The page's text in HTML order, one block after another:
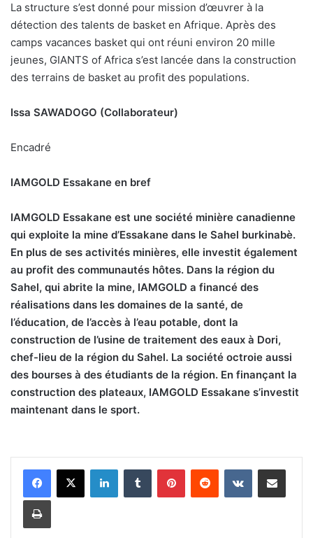
La structure s’est donné pour mission d’œuvrer à la
détection des talents de basket en Afrique. Après des
camps vacances basket qui ont réuni environ 20 mille
jeunes, GIANTS of Africa s’est lancée dans la construction
des terrains de basket au profit des populations.
Issa SAWADOGO (Collaborateur)
Encadré
IAMGOLD Essakane en bref
IAMGOLD Essakane est une société minière canadienne
qui exploite la mine d’Essakane dans le Sahel burkinabè.
En plus de ses activités minières, elle investit également
au profit des communautés hôtes. Dans la région du
Sahel, qui abrite la mine, IAMGOLD a financé des
réalisations dans les domaines de la santé, de
l’éducation, de l’accès à l’eau potable, dont la
construction de l’usine de traitement des eaux à Dori,
chef-lieu de la région du Sahel. La société octroie aussi
des bourses à des étudiants de la région. En finançant la
construction des plateaux, IAMGOLD Essakane s’investit
maintenant dans le sport.